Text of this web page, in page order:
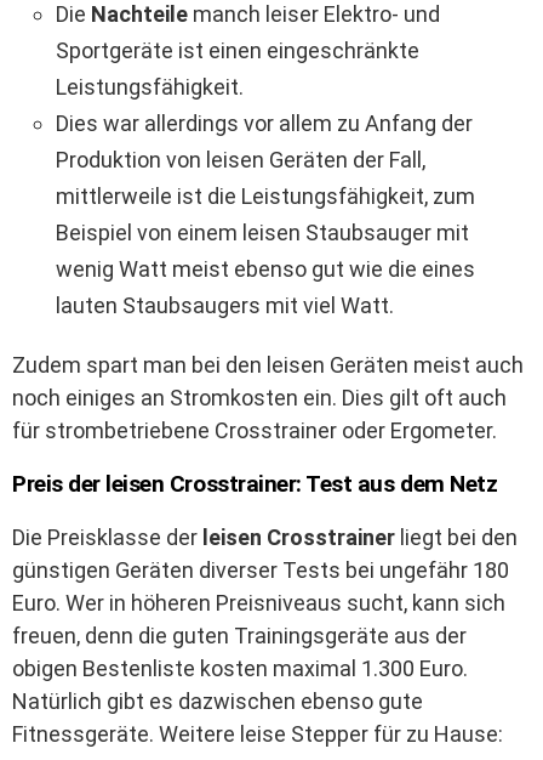
Die Nachteile manch leiser Elektro- und
Sportgeräte ist einen eingeschränkte
Leistungsfähigkeit.
Dies war allerdings vor allem zu Anfang der
Produktion von leisen Geräten der Fall,
mittlerweile ist die Leistungsfähigkeit, zum
Beispiel von einem leisen Staubsauger mit
wenig Watt meist ebenso gut wie die eines
lauten Staubsaugers mit viel Watt.
Zudem spart man bei den leisen Geräten meist auch
noch einiges an Stromkosten ein. Dies gilt oft auch
für strombetriebene Crosstrainer oder Ergometer.
Preis der leisen Crosstrainer: Test aus dem Netz
Die Preisklasse der leisen Crosstrainer liegt bei den
günstigen Geräten diverser Tests bei ungefähr 180
Euro. Wer in höheren Preisniveaus sucht, kann sich
freuen, denn die guten Trainingsgeräte aus der
obigen Bestenliste kosten maximal 1.300 Euro.
Natürlich gibt es dazwischen ebenso gute
Fitnessgeräte. Weitere leise Stepper für zu Hause: